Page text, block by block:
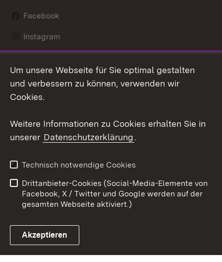
Facebook
Instagram
Social Wall
Youtube
Link zum Landesportal
Kontakt
Datenschutz
Barrierefreiheit
Impressum Cookies
Um unsere Webseite für Sie optimal gestalten
und verbessern zu können, verwenden wir
Cookies.
Weitere Informationen zu Cookies erhalten Sie in
unserer Datenschutzerklärung.
Technisch notwendige Cookies
Drittanbieter-Cookies (Social-Media-Elemente von
Facebook, X / Twitter und Google werden auf der
gesamten Webseite aktiviert.)
Akzeptieren